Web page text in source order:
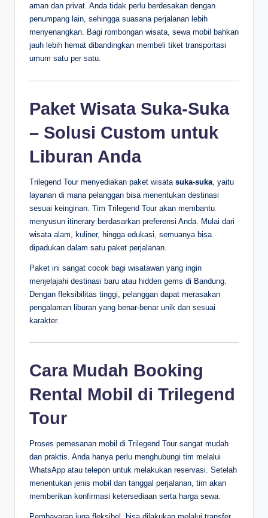
aman dan privat. Anda tidak perlu berdesakan dengan
penumpang lain, sehingga suasana perjalanan lebih
menyenangkan. Bagi rombongan wisata, sewa mobil bahkan
jauh lebih hemat dibandingkan membeli tiket transportasi
umum satu per satu.
Paket Wisata Suka-Suka
– Solusi Custom untuk
Liburan Anda
Trilegend Tour menyediakan paket wisata suka-suka , yaitu
layanan di mana pelanggan bisa menentukan destinasi
sesuai keinginan. Tim Trilegend Tour akan membantu
menyusun itinerary berdasarkan preferensi Anda. Mulai dari
wisata alam, kuliner, hingga edukasi, semuanya bisa
dipadukan dalam satu paket perjalanan.
Paket ini sangat cocok bagi wisatawan yang ingin
menjelajahi destinasi baru atau hidden gems di Bandung.
Dengan fleksibilitas tinggi, pelanggan dapat merasakan
pengalaman liburan yang benar-benar unik dan sesuai
karakter.
Cara Mudah Booking
Rental Mobil di Trilegend
Tour
Proses pemesanan mobil di Trilegend Tour sangat mudah
dan praktis. Anda hanya perlu menghubungi tim melalui
WhatsApp atau telepon untuk melakukan reservasi. Setelah
menentukan jenis mobil dan tanggal perjalanan, tim akan
memberikan konfirmasi ketersediaan serta harga sewa.